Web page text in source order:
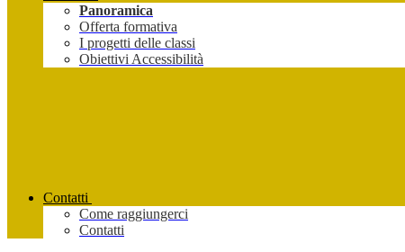
Panoramica
Offerta formativa
I progetti delle classi
Obiettivi Accessibilità
Contatti
Come raggiungerci
Contatti